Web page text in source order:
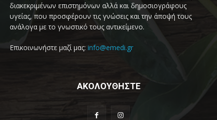
διακεκριμένων επιστημόνων αλλά και δημοσιογράφους
υγείας, που προσφέρουν τις γνώσεις και την άποψή τους
ανάλογα με το γνωστικό τους αντικείμενο.
Επικοινωνήστε μαζί μας: info@emedi.gr
ΑΚΟΛΟΥΘΗΣΤΕ